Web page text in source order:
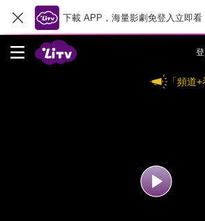
下載 APP，海量影劇免登入立即看
「頻道